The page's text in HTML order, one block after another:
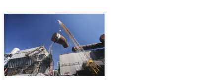
真能把这一地鸡毛收拾
干净吗?红圈工程项目
管理系统说：能。作为
和创科技专为建筑企业
打造的产品，红圈不是
从零开始的通用软件。
背后是一套自主研发的